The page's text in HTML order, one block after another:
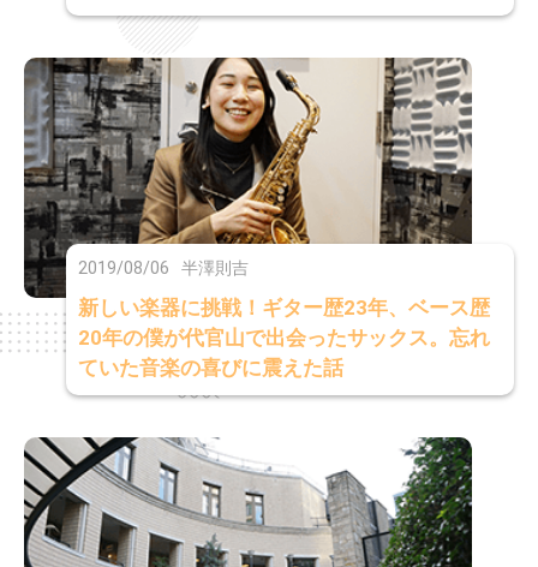
2019/08/06 半澤則吉
新しい楽器に挑戦！ギター歴23年、ベース歴
20年の僕が代官山で出会ったサックス。忘れ
ていた音楽の喜びに震えた話